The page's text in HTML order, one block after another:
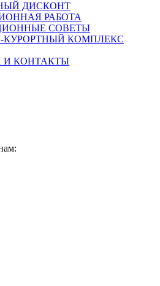
ДИСКОНТ
РАБОТА
СОВЕТЫ
КУРОРТНЫЙ КОМПЛЕКС
И КОНТАКТЫ